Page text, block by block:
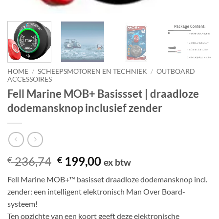
HOME / SCHEEPSMOTOREN EN TECHNIEK / OUTBOARD
ACCESSOIRES
Fell Marine MOB+ Basissset | draadloze
dodemansknop inclusief zender
€236,74 Oorspronkelijke
was:
€ 236,74.
€ 199,00Huidige
is:
€ 199,00.
ex btw
Fell Marine MOB+™ basisset draadloze dodemansknop incl.
zender: een intelligent elektronisch Man Over Board-
systeem!
Ten opzichte van een koort geeft deze elektronische